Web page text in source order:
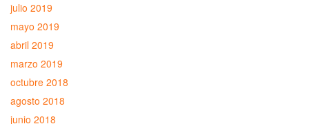
julio 2019
mayo 2019
abril 2019
marzo 2019
octubre 2018
agosto 2018
junio 2018